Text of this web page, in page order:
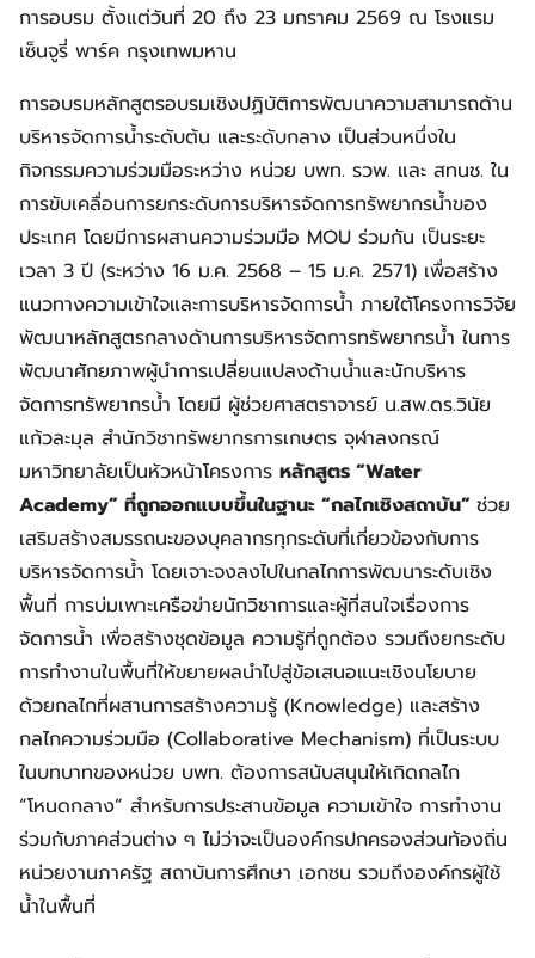
การอบรม ตั้งแต่วันที่ 20 ถึง 23 มกราคม 2569 ณ โรงแรม
เซ็นจูรี่ พาร์ค กรุงเทพมหาน
การอบรมหลักสูตรอบรมเชิงปฏิบัติการพัฒนาความสามารถด้าน
บริหารจัดการน้ำระดับต้น และระดับกลาง เป็นส่วนหนึ่งใน
กิจกรรมความร่วมมือระหว่าง หน่วย บพท. รวพ. และ สทนช. ใน
การขับเคลื่อนการยกระดับการบริหารจัดการทรัพยากรน้ำของ
ประเทศ โดยมีการผสานความร่วมมือ MOU ร่วมกัน เป็นระยะ
เวลา 3 ปี (ระหว่าง 16 ม.ค. 2568 – 15 ม.ค. 2571) เพื่อสร้าง
แนวทางความเข้าใจและการบริหารจัดการน้ำ ภายใต้โครงการวิจัย
พัฒนาหลักสูตรกลางด้านการบริหารจัดการทรัพยากรน้ำ ในการ
พัฒนาศักยภาพผู้นำการเปลี่ยนแปลงด้านน้ำและนักบริหาร
จัดการทรัพยากรน้ำ โดยมี ผู้ช่วยศาสตราจารย์ น.สพ.ดร.วินัย
แก้วละมุล สำนักวิชาทรัพยากรการเกษตร จุฬาลงกรณ์
มหาวิทยาลัยเป็นหัวหน้าโครงการ หลักสูตร “Water
Academy” ที่ถูกออกแบบขึ้นในฐานะ “กลไกเชิงสถาบัน” ช่วย
เสริมสร้างสมรรถนะของบุคลากรทุกระดับที่เกี่ยวข้องกับการ
บริหารจัดการน้ำ โดยเจาะจงลงไปในกลไกการพัฒนาระดับเชิง
พื้นที่ การบ่มเพาะเครือข่ายนักวิชาการและผู้ที่สนใจเรื่องการ
จัดการน้ำ เพื่อสร้างชุดข้อมูล ความรู้ที่ถูกต้อง รวมถึงยกระดับ
การทำงานในพื้นที่ให้ขยายผลนำไปสู่ข้อเสนอแนะเชิงนโยบาย
ด้วยกลไกที่ผสานการสร้างความรู้ (Knowledge) และสร้าง
กลไกความร่วมมือ (Collaborative Mechanism) ที่เป็นระบบ
ในบทบาทของหน่วย บพท. ต้องการสนับสนุนให้เกิดกลไก
“โหนดกลาง” สำหรับการประสานข้อมูล ความเข้าใจ การทำงาน
ร่วมกับภาคส่วนต่าง ๆ ไม่ว่าจะเป็นองค์กรปกครองส่วนท้องถิ่น
หน่วยงานภาครัฐ สถาบันการศึกษา เอกชน รวมถึงองค์กรผู้ใช้
น้ำในพื้นที่